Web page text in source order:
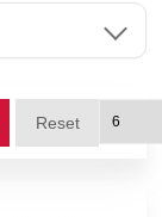
Reset